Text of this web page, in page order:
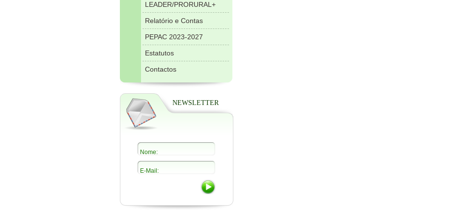
LEADER/PRORURAL+
Relatório e Contas
PEPAC 2023-2027
Estatutos
Contactos
NEWSLETTER